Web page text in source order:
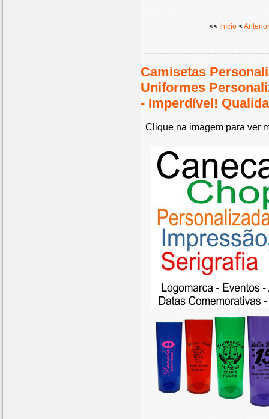
<< Início<Anterior
Camisetas
Uniformes
- Imperdível!
Clique na imagem para ver